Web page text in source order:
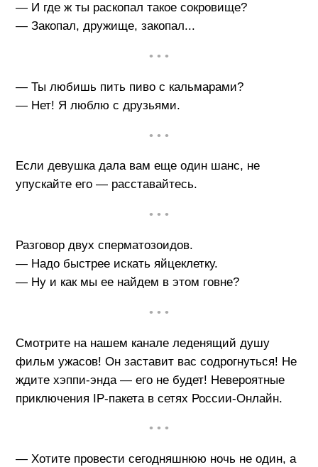
— И где ж ты раскопал такое сокровище?
— Закопал, дружище, закопал...
• • •
— Ты любишь пить пиво с кальмарами?
— Нет! Я люблю с друзьями.
• • •
Если девушка дала вам еще один шанс, не
упускайте его — расставайтесь.
• • •
Разговор двух сперматозоидов.
— Надо быстрее искать яйцеклетку.
— Ну и как мы ее найдем в этом говне?
• • •
Смотрите на нашем канале леденящий душу
фильм ужасов! Он заставит вас содрогнуться! Не
ждите хэппи-энда — его не будет! Невероятные
приключения IP-пакета в сетях России-Онлайн.
• • •
— Хотите провести сегодняшнюю ночь не один, а